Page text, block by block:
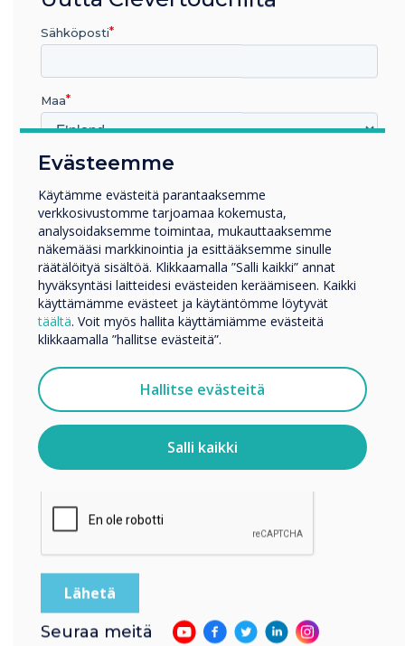
LUE SEURAAVA
product line-up of
interactive panels, digital
signage, commercial
displays, and collaboration
products.
Evästeemme
Käytämme evästeitä parantaaksemme
verkkosivustomme tarjoamaa kokemusta,
analysoidaksemme toimintaa, mukauttaaksemme
näkemääsi markkinointia ja esittääksemme sinulle
räätälöityä sisältöä. Klikkaamalla ”Salli kaikki” annat
hyväksyntäsi laitteidesi evästeiden keräämiseen. Kaikki
käyttämämme evästeet ja käytäntömme löytyvät
täältä. Voit myös hallita käyttämiämme evästeitä
klikkaamalla ”hallitse evästeitä”.
Hallitse evästeitä
Salli kaikki
Sähköposti
Maa
Millä toimialalla työskentelet
Koulutus
Yritys
Muut
Yrityksen nimi
Haluamme ottaa sinuun yhteyttä tuotteistamme ja
palveluistamme sähköpostitse, puhelimitse tai postitse.
Suostun vastaanottamaan viestejä Clevertouch.
Tietoja siitä, miten keräämme ja käytämme
henkilötietojasi, ontietosuojaselosteessamme.
Klikkaamalla lähetä annat Clevertouch luvan tallentaa ja
käsitellä antamiasi tietoja.
Seuraa meitä